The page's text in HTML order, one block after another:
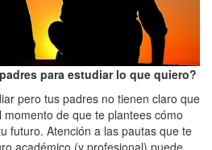
para estudiar lo que quiero?
pero tus padres no tienen claro que
de que te plantees cómo
futuro. Atención a las pautas que te